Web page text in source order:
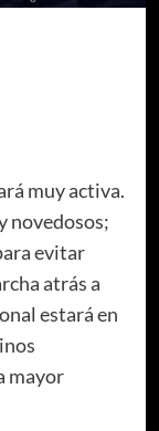
muy activa.
novedosos;
evitar
atrás a
estará en
mayor